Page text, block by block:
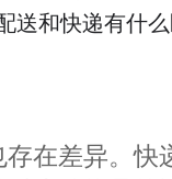
送和快递有什
在差异。快